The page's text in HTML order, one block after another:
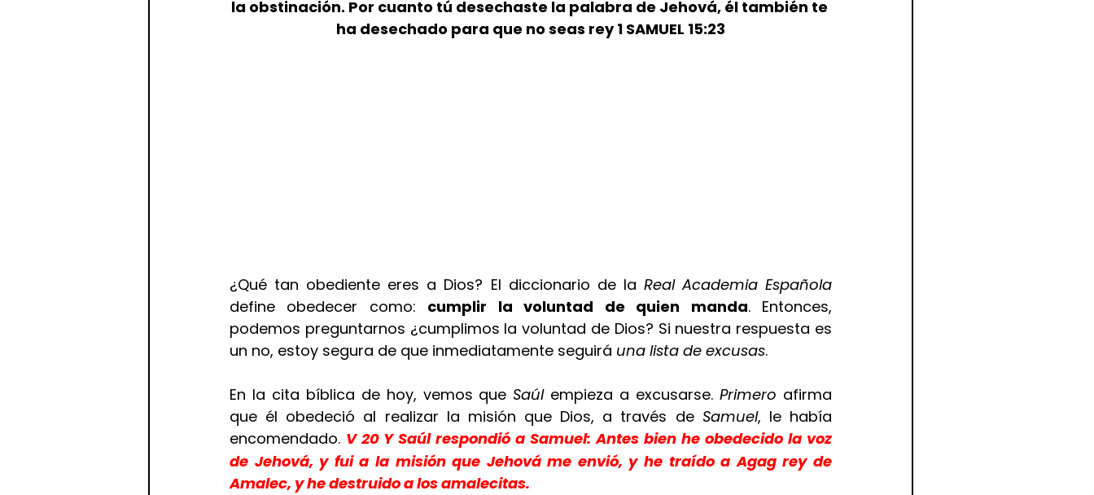
la obstinación. Por cuanto tú desechaste la palabra de Jehová, él también te
ha desechado para que no seas rey 1 SAMUEL 15:23
¿Qué tan obediente eres a Dios? El diccionario de la Real Academia Española
define obedecer como: cumplir la voluntad de quien manda. Entonces,
podemos preguntarnos ¿cumplimos la voluntad de Dios? Si nuestra respuesta es
un no, estoy segura de que inmediatamente seguirá una lista de excusas.
En la cita bíblica de hoy, vemos que Saúl empieza a excusarse. Primero afirma
que él obedeció al realizar la misión que Dios, a través de Samuel, le había
encomendado. V 20 Y Saúl respondió a Samuel: Antes bien he obedecido la voz
de Jehová, y fui a la misión que Jehová me envió, y he traído a Agag rey de
Amalec, y he destruido a los amalecitas.